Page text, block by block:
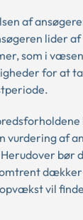
af
lider af
som i
for at
vurdering af
bør
vil